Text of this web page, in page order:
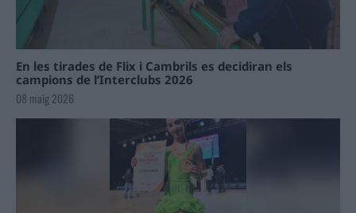
En les tirades de Flix i Cambrils es decidiran els
campions de l’Interclubs 2026
08 maig 2026